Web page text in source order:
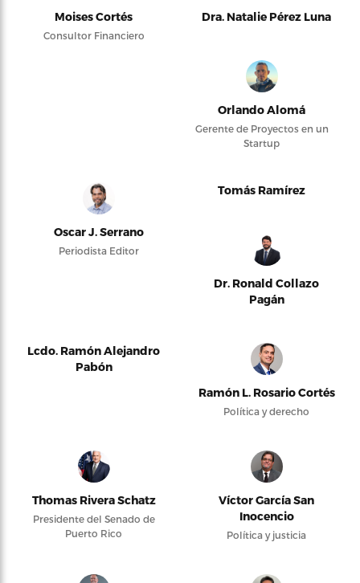
Moises Cortés
Consultor Financiero
Dra. Natalie Pérez Luna
Orlando Alomá
Gerente de Proyectos en un
Startup
Oscar J. Serrano
Periodista Editor
Tomás Ramírez
Dr. Ronald Collazo
Pagán
Lcdo. Ramón Alejandro
Pabón
Ramón L. Rosario Cortés
Política y derecho
Thomas Rivera Schatz
Presidente del Senado de
Puerto Rico
Víctor García San
Inocencio
Política y justicia